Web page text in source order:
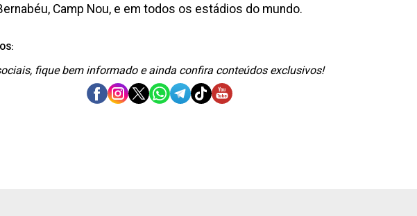
Camp Nou, e em todos os estádios do mundo.
fique bem informado e ainda confira conteúdos exclusivos!